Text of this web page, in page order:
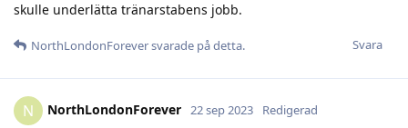
skulle underlätta tränarstabens jobb.
Svara
NorthLondonForeversvarade på detta.
N NorthLondonForever 22 sep 2023 Redigerad